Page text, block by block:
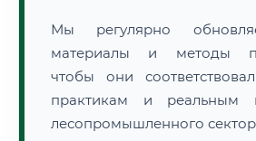
🔍 Нажмите на документ для
Мы регулярно
материалы и методы
чтобы они
практикам и реальным
лесопромышленного